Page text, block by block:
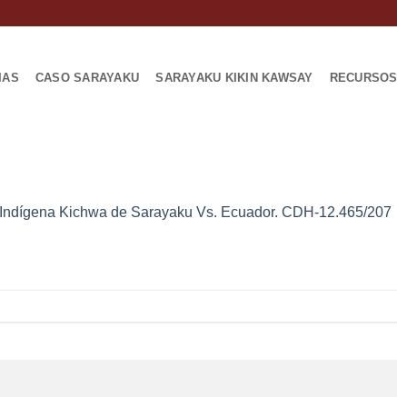
CASO SARAYAKU SARAYAKU KIKIN KAWSAY RECURSOS
Kichwa de Sarayaku Vs. Ecuador. CDH-12.465/207